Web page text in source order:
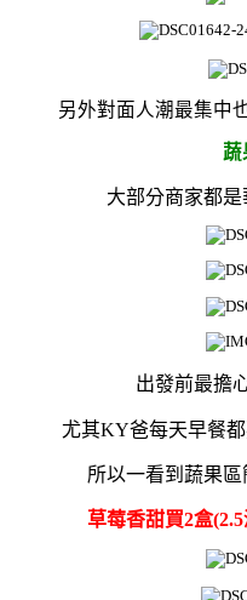
另外對面 人潮最集中
蔬
大部分商家都
出發前最擔
尤其KY爸每天早餐
所以一看到蔬果區
草莓香甜買2盒(